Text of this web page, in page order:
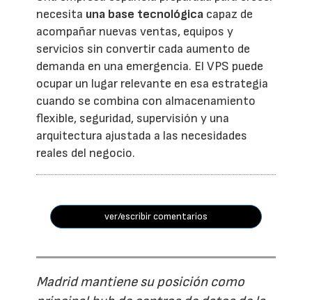
necesita una base tecnológica capaz de
acompañar nuevas ventas, equipos y
servicios sin convertir cada aumento de
demanda en una emergencia. El VPS puede
ocupar un lugar relevante en esa estrategia
cuando se combina con almacenamiento
flexible, seguridad, supervisión y una
arquitectura ajustada a las necesidades
reales del negocio.
ver/escribir comentarios
Madrid mantiene su posición como